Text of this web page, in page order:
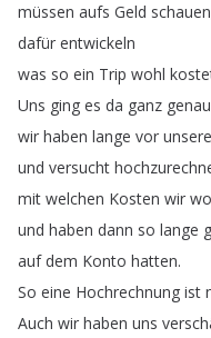
müssen aufs Geld schauen
dafür entwickeln
was so ein Trip wohl
Uns ging es da ganz
wir haben lange vor
und versucht
mit welchen Kosten wir
und haben dann so lange
auf dem Konto hatten.
So eine Hochrechnung ist
Auch wir haben uns